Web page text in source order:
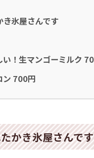
氷屋さんです
！生マンゴーミルク
ン 700円
かき氷屋さんです